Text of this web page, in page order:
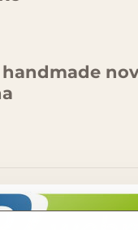
handmade